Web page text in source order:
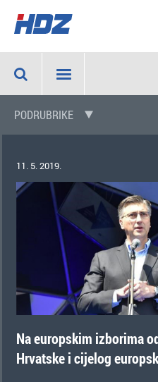
PODRUBRIKE
11. 5. 2019.
Na europskim izborima
Hrvatske i cijelog